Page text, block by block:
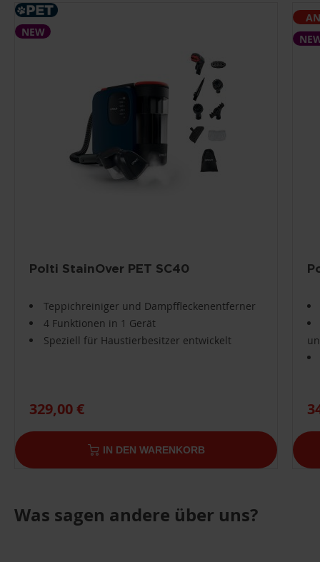
NEW
Polti StainOver PET SC40
Teppichreiniger und Dampffleckenentferner
4 Funktionen in 1 Gerät
Speziell für Haustierbesitzer entwickelt
329,00 €
IN DEN WARENKORB
Was sagen andere über uns?